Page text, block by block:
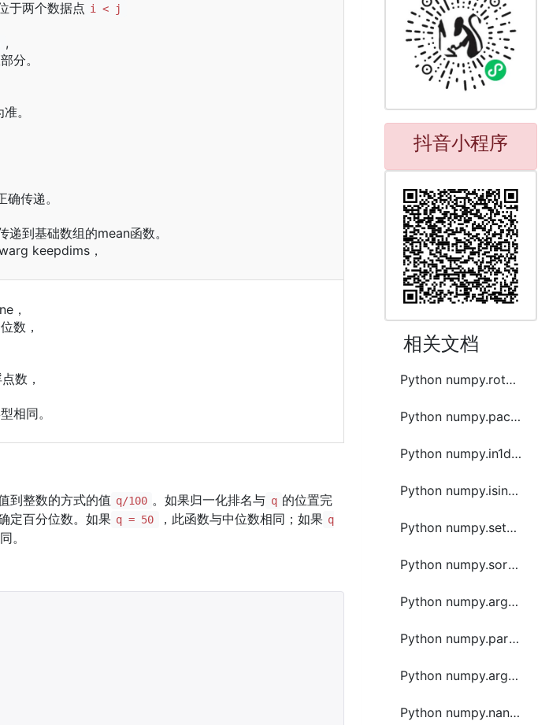
于两个数据点 i < j
,
分。
。
确传递。
递到基础数组的mean函数。
keepdims，
，
数，
数，
相同。
到整数的方式的值 q/100 。如果归一化排名与 q 的位置完
定百分位数。如果 q = 50 ，此函数与中位数相同；如果 q
。
抖音小程序
相关文档
Python numpy.rot90函数方法的使用
Python numpy.packbits函数方法的使用
Python numpy.in1d函数方法的使用
Python numpy.isin函数方法的使用
Python numpy.setxor1d函数方法的使用
Python numpy.sort函数方法的使用
Python numpy.argsort函数方法的使用
Python numpy.partition函数方法的使用
Python numpy.argmax函数方法的使用
Python numpy.nanargmax函数方法的使用